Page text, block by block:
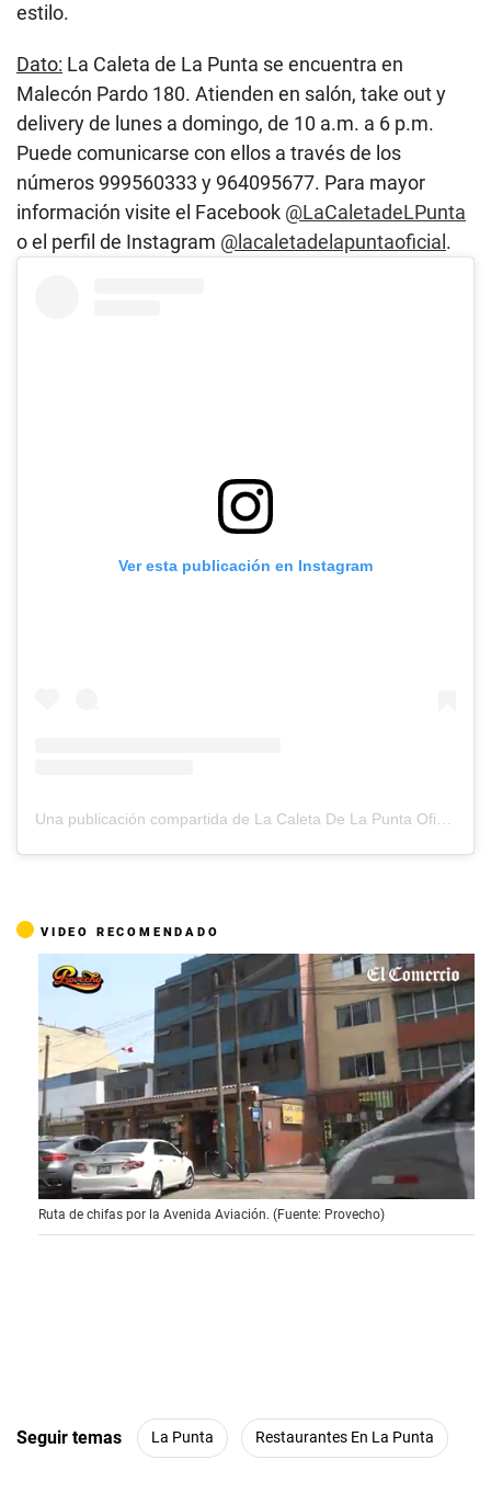
estilo.
Dato: La Caleta de La Punta se encuentra en
Malecón Pardo 180. Atienden en salón, take out y
delivery de lunes a domingo, de 10 a.m. a 6 p.m.
Puede comunicarse con ellos a través de los
números 999560333 y 964095677. Para mayor
información visite el Facebook @LaCaletadeLPunta
o el perfil de Instagram @lacaletadelapuntaoficial .
Ver esta publicación en Instagram
VIDEO RECOMENDADO
0
s
e
n
u
Ruta de chifas por la Avenida Aviación. (Fuente: Provecho)
Seguir temas La Punta Restaurantes En La Punta